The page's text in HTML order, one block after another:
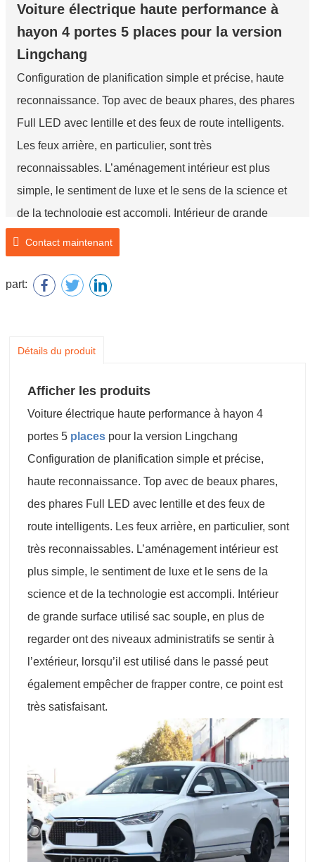
Voiture électrique haute performance à
hayon 4 portes 5 places pour la version
Lingchang
Configuration de planification simple et précise, haute
reconnaissance. Top avec de beaux phares, des phares
Full LED avec lentille et des feux de route intelligents.
Les feux arrière, en particulier, sont très
reconnaissables. L’aménagement intérieur est plus
simple, le sentiment de luxe et le sens de la science et
de la technologie est accompli. Intérieur de grande
surface utilisé sac souple, en plus de regarder ont des
niveaux administratifs se sentir à l’extérieur, lorsqu’il est
utilisé dans le passé peut également empêcher de
Contact maintenant
part:
Détails du produit
Afficher les produits
Voiture électrique haute performance à hayon 4
portes 5 places pour la version Lingchang
Configuration de planification simple et précise,
haute reconnaissance. Top avec de beaux phares,
des phares Full LED avec lentille et des feux de
route intelligents. Les feux arrière, en particulier, sont
très reconnaissables. L’aménagement intérieur est
plus simple, le sentiment de luxe et le sens de la
science et de la technologie est accompli. Intérieur
de grande surface utilisé sac souple, en plus de
regarder ont des niveaux administratifs se sentir à
l’extérieur, lorsqu’il est utilisé dans le passé peut
également empêcher de frapper contre, ce point est
très satisfaisant.